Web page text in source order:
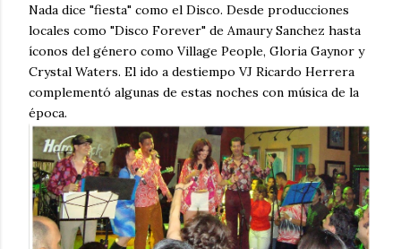
Nada dice "fiesta" como el Disco. Desde producciones
locales como "Disco Forever" de Amaury Sanchez hasta
íconos del género como Village People, Gloria Gaynor y
Crystal Waters. El ido a destiempo VJ Ricardo Herrera
complementó algunas de estas noches con música de la
época.